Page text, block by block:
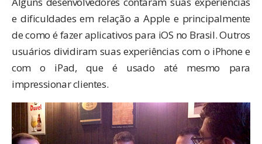
e dificuldades em relação a Apple e principalmente
de como é fazer aplicativos para iOS no Brasil. Outros
usuários dividiram suas experiências com o iPhone e
com o iPad, que é usado até mesmo para
impressionar clientes.